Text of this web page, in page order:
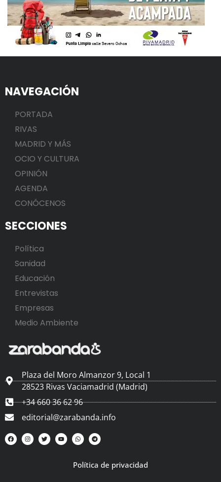
NAVEGACIÓN
PORTADA
RIVAS
MADRID Y MÁS
OCIO Y CULTURA
OPINIÓN
AGENDA
CONÓCENOS
SECCIONES
Política
Sanidad
Educación
Entrevistas
Empresas
Medio Ambiente
Plaza del Moro Almanzor 9, Local 1
28523 Rivas Vaciamadrid (Madrid)
+34 660 36 62 96
editorial@zarabanda.info
Política de privacidad